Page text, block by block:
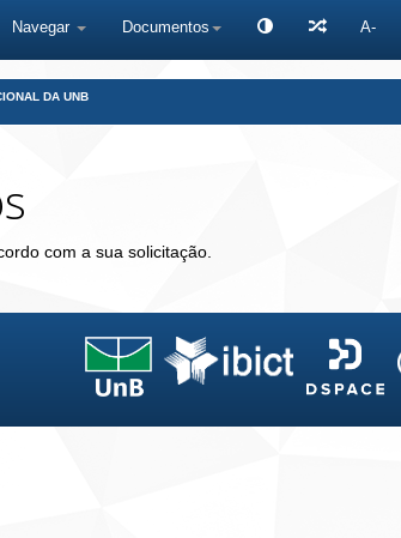
Navegar Documentos A-
DA UNB
com a sua solicitação.